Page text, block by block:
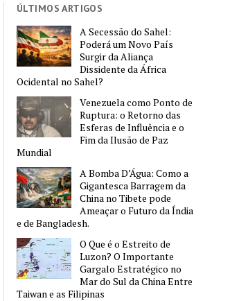
ÚLTIMOS ARTIGOS
A Secessão do Sahel:
Poderá um Novo País
Surgir da Aliança
Dissidente da África
Ocidental no Sahel?
Venezuela como Ponto de
Ruptura: o Retorno das
Esferas de Influência e o
Fim da Ilusão de Paz
Mundial
A Bomba D’Água: Como a
Gigantesca Barragem da
China no Tibete pode
Ameaçar o Futuro da Índia
e de Bangladesh.
O Que é o Estreito de
Luzon? O Importante
Gargalo Estratégico no
Mar do Sul da China Entre
Taiwan e as Filipinas